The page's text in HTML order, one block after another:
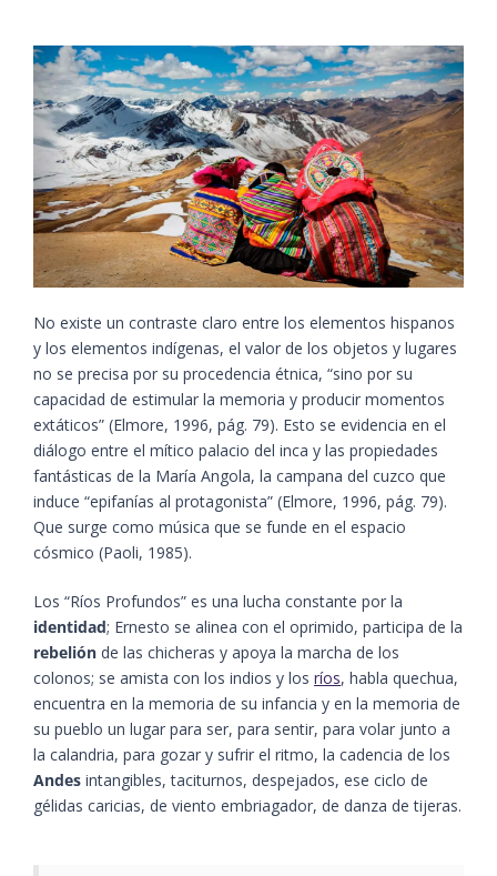
No existe un contraste claro entre los elementos hispanos
y los elementos indígenas, el valor de los objetos y lugares
no se precisa por su procedencia étnica, “sino por su
capacidad de estimular la memoria y producir momentos
extáticos”​ (Elmore, 1996, pág. 79)​. Esto se evidencia en el
diálogo entre el mítico palacio del inca y las propiedades
fantásticas de la María Angola, la campana del cuzco que
induce “epifanías al protagonista”​ (Elmore, 1996, pág. 79)​.
Que surge como música que se funde en el espacio
cósmico​ (Paoli, 1985)​.
Los “Ríos Profundos” es una lucha constante por la
identidad; Ernesto se alinea con el oprimido, participa de la
rebelión de las chicheras y apoya la marcha de los
colonos; se amista con los indios y los ríos, habla quechua,
encuentra en la memoria de su infancia y en la memoria de
su pueblo un lugar para ser, para sentir, para volar junto a
la calandria, para gozar y sufrir el ritmo, la cadencia de los
Andes intangibles, taciturnos, despejados, ese ciclo de
gélidas caricias, de viento embriagador, de danza de tijeras.